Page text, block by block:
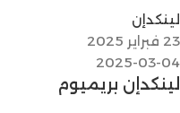
لينكدإن
23 فبراير 2025
2025-03-04
لينكدإن بريميوم